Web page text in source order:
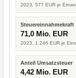
2023, 577 EUR je
Steuereinnahmekraft
71,0 Mio. EUR
2023, 1.246 EUR je
Anteil Umsatzsteuer
4,42 Mio. EUR